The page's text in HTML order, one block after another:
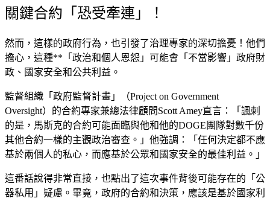
關鍵合約「恐受牽連」！
然而，這樣的政府行為，也引發了治理專家的深切擔憂！他們
擔心，這種**「政治和個人恩怨」可能會「不當影響」政府財
政、國家安全和公共利益。
監督組織「政府監督計畫」（Project on Government
Oversight）的合約專家兼總法律顧問Scott Amey直言：「 諷刺
的是，馬斯克的合約可能面臨與他和他的DOGE團隊對數千份
其他合約一樣的主觀政治審查。 」他強調：「 任何決定都不應
基於兩個人的私心，而應基於公眾和國家安全的最佳利益。 」
這番話說得非常直接，也點出了這次事件背後可能存在的「 公
器私用 」疑慮。畢竟，政府的合約和決策，應該是基於國家利